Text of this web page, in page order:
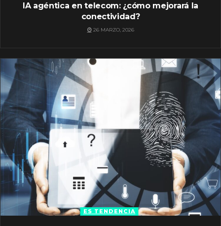
IA agéntica en telecom: ¿cómo mejorará la
conectividad?
26 MARZO, 2026
ES TENDENCIA